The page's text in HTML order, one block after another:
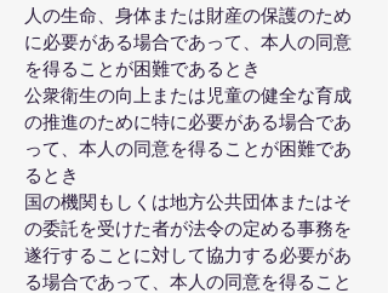
人の生命、身体または財産の保護のため
に必要がある場合であって、本人の同意
を得ることが困難であるとき
公衆衛生の向上または児童の健全な育成
の推進のために特に必要がある場合であ
って、本人の同意を得ることが困難であ
るとき
国の機関もしくは地方公共団体またはそ
の委託を受けた者が法令の定める事務を
遂行することに対して協力する必要があ
る場合であって、本人の同意を得ること